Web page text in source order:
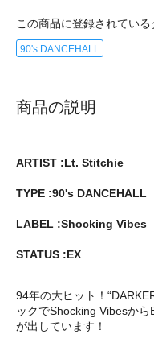
この商品に登録されている
90's DANCEHALL
商品の説明
ARTIST :Lt. Stitchie
TYPE :90's DANCEHALL
LABEL :Shocking Vibes
STATUS :EX
94年の大ヒット！
ックでShocking Vibesか
が出しています！